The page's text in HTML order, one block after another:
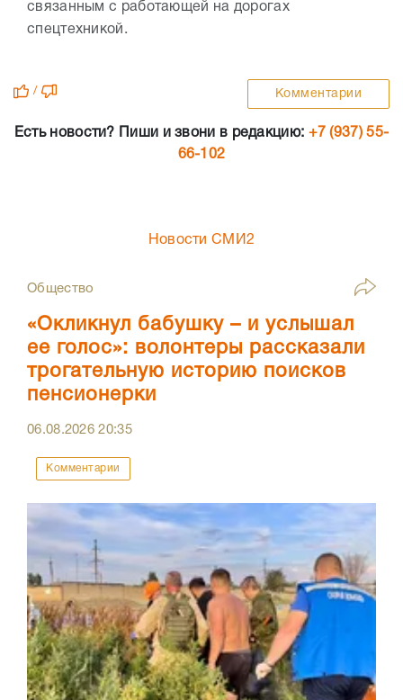
связанным с работающей на дорогах
спецтехникой.
/ Комментарии
Есть новости? Пиши и звони в редакцию: +7 (937) 55-
66-102
Новости СМИ2
Общество
«Окликнул бабушку – и услышал
ее голос»: волонтеры рассказали
трогательную историю поисков
пенсионерки
06.08.202620:35
Комментарии